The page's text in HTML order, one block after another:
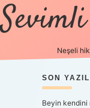
Neşeli
SON
Beyin kendini